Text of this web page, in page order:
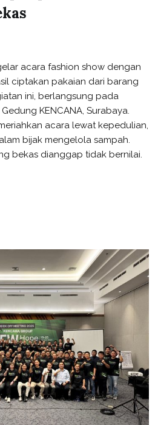
acara fashion show dengan
ciptakan pakaian dari barang
ini, berlangsung pada
KENCANA, Surabaya.
acara lewat kepedulian,
bijak mengelola sampah.
bekas dianggap tidak bernilai.